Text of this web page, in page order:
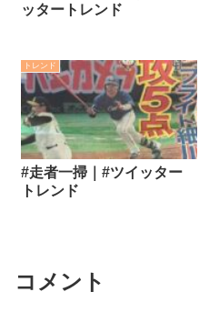
ッタートレンド
トレンド
#走者一掃｜#ツイッター
トレンド
コメント